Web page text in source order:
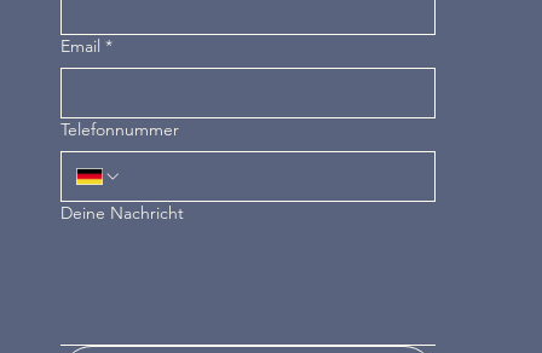
Email *
Telefonnummer
Deine Nachricht